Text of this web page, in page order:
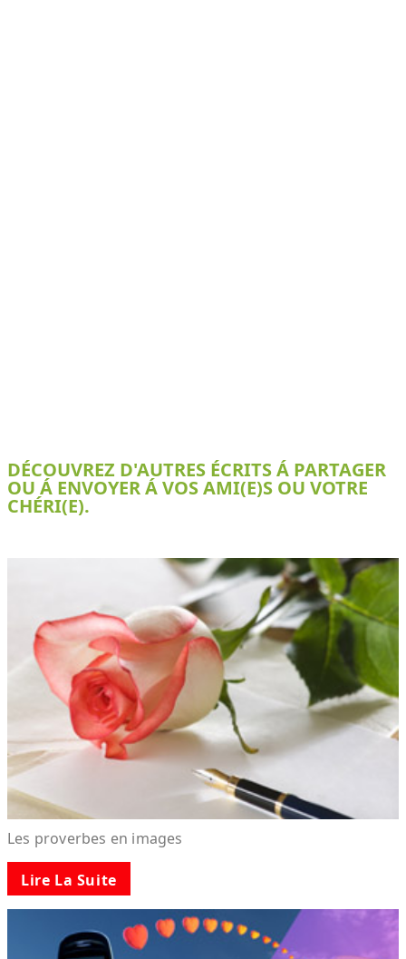
DÉCOUVREZ D'AUTRES ÉCRITS Á PARTAGER
OU Á ENVOYER Á VOS AMI(E)S OU VOTRE
CHÉRI(E).
Les proverbes en images
Lire La Suite